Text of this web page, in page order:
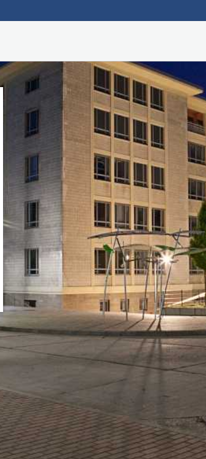
Hauptnavigation
Fußzeile